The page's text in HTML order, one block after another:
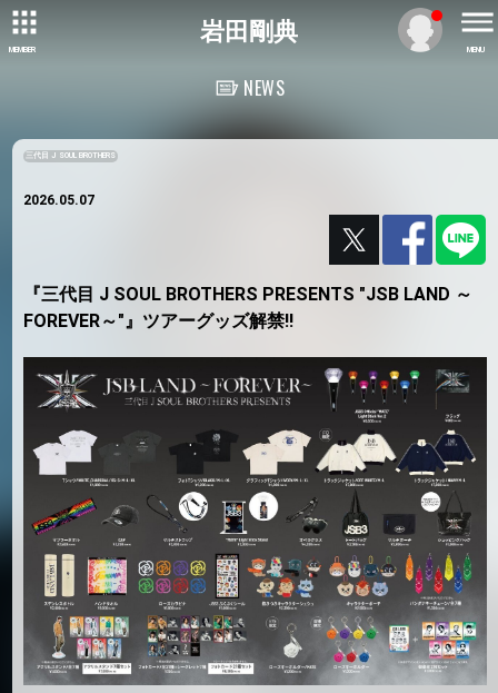
MEMBER MENU
岩田剛典
NEWS
三代目 J SOUL BROTHERS
2026.05.07
『三代目 J SOUL BROTHERS PRESENTS "JSB LAND ～
FOREVER～"』ツアーグッズ解禁!!